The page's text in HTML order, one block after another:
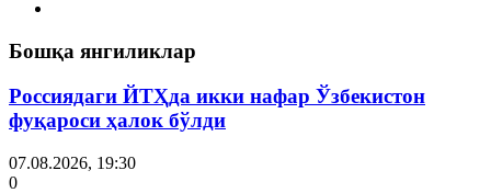
Бошқа янгиликлар
Россиядаги ЙТҲда икки нафар Ўзбекистон
фуқароси ҳалок бўлди
07.08.2026, 19:30
0